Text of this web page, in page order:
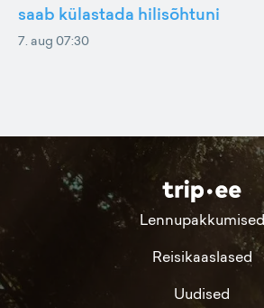
saab külastada hilisõhtuni
7. aug 07:30
Lennupakkumised
Reisikaaslased
Uudised